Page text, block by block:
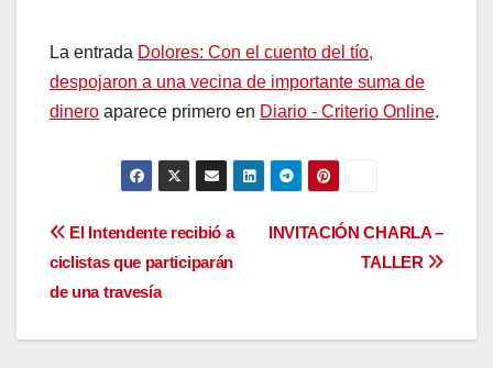
La entrada Dolores: Con el cuento del tío,
despojaron a una vecina de importante suma de
dinero aparece primero en Diario - Criterio Online.
Navegación
de
entradas
INVITACIÓN CHARLA –
TALLER
El Intendente recibió a
ciclistas que participarán
de una travesía